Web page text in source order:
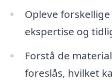
Opleve
ekspertise og
Forstå de
foreslås, hvilket